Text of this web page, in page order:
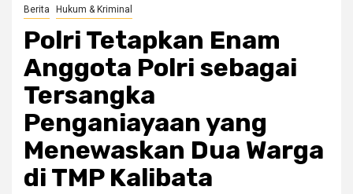
Berita Hukum & Kriminal
Polri Tetapkan Enam
Anggota Polri sebagai
Tersangka
Penganiayaan yang
Menewaskan Dua Warga
di TMP Kalibata